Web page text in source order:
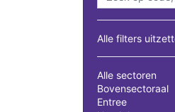
Alle filters
Alle sectoren
Bovensectoraal
Entree